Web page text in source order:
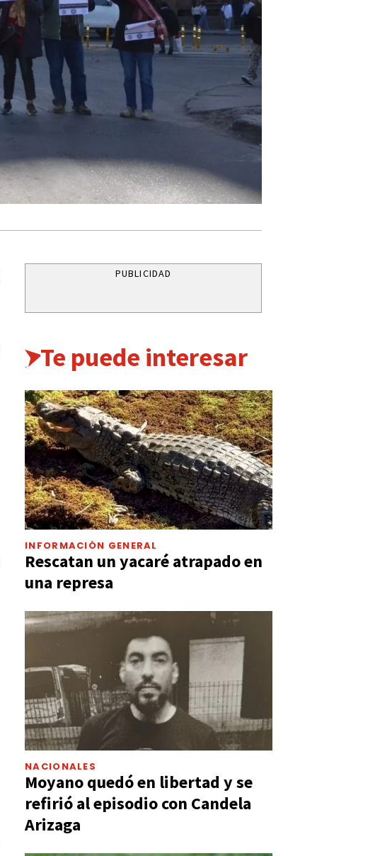
PUBLICIDAD
Te puede interesar
INFORMACIÓN GENERAL
Rescatan un yacaré atrapado en
una represa
NACIONALES
Moyano quedó en libertad y se
refirió al episodio con Candela
Arizaga